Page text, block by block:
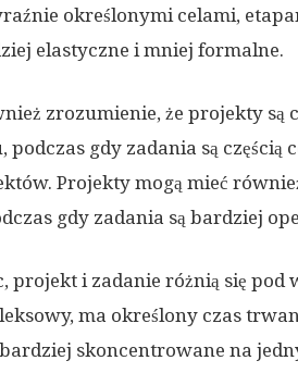
określonymi celami,
elastyczne i mniej formalne.
zrozumienie, że projekty są
podczas gdy zadania są
Projekty mogą mieć
gdy zadania są bardziej
projekt i zadanie różnią się pod
ma określony czas
skoncentrowane na